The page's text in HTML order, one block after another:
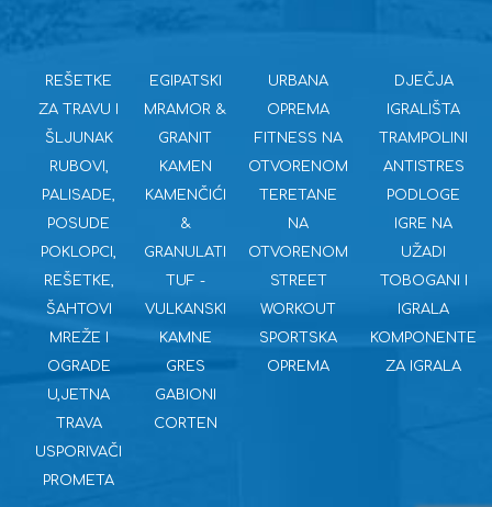
REŠETKE
ZA TRAVU I
ŠLJUNAK
RUBOVI,
PALISADE,
POSUDE
POKLOPCI,
REŠETKE,
ŠAHTOVI
MREŽE I
OGRADE
U,JETNA
TRAVA
USPORIVAČI
PROMETA
EGIPATSKI
MRAMOR &
GRANIT
KAMEN
KAMENČIĆI
&
GRANULATI
TUF -
VULKANSKI
KAMNE
GRES
GABIONI
CORTEN
URBANA
OPREMA
FITNESS NA
OTVORENOM
TERETANE
NA
OTVORENOM
STREET
WORKOUT
SPORTSKA
OPREMA
DJEČJA
IGRALIŠTA
TRAMPOLINI
ANTISTRES
PODLOGE
IGRE NA
UŽADI
TOBOGANI I
IGRALA
KOMPONENTE
ZA IGRALA